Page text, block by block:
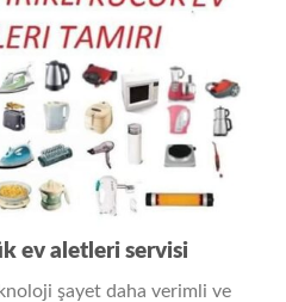
ev aletleri servisi
şayet daha verimli ve